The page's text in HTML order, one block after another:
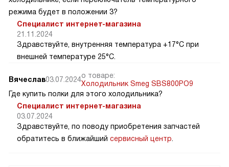
режима будет в положении 3?
Специалист интернет-магазина
21.11.2024
Здравствуйте, внутренняя температура +17°C при
внешней температуре 25°C.
Вячеслав03.07.2024о товаре:
Холодильник Smeg SBS800PO9
Где купить полки для этого холодильника?
Специалист интернет-магазина
03.07.2024
Здравствуйте, по поводу приобретения запчастей
обратитесь в ближайший сервисный центр